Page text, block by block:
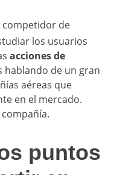
de
los usuarios
acciones de
hablando de un gran
aéreas que
en el mercado.
puntos